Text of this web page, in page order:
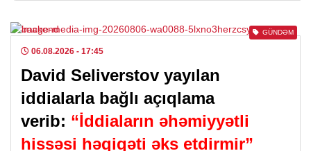
GÜNDƏM
06.08.2026 - 17:45
David Seliverstov yayılan
iddialarla bağlı açıqlama
verib: “İddiaların əhəmiyyətli
hissəsi həqiqəti əks etdirmir”